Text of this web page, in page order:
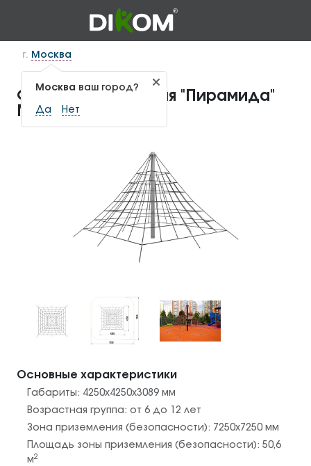
г. Москва
Москва ваш город?
Да Нет
Фигура для лазания "Пирамида"
МФ-1.56
Основные характеристики
Габариты: 4250х4250х3089 мм
Возрастная группа: от 6 до 12 лет
Зона приземления (безопасности): 7250х7250 мм
Площадь зоны приземления (безопасности): 50,6
м2